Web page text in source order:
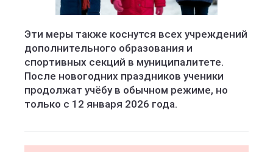
Эти меры также коснутся всех учреждений
дополнительного образования и
спортивных секций в муниципалитете.
После новогодних праздников ученики
продолжат учёбу в обычном режиме, но
только с 12 января 2026 года.